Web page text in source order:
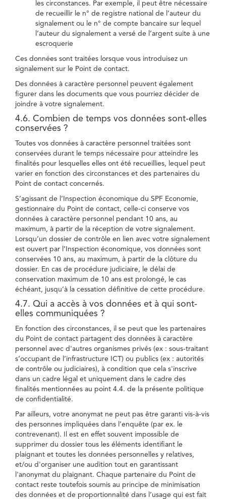
les circonstances. Par exemple, il peut être nécessaire
de recueillir le n° de registre national de l’auteur du
signalement ou le n° de compte bancaire sur lequel
l’auteur du signalement a versé de l’argent suite à une
escroquerie
Ces données sont traitées lorsque vous introduisez un
signalement sur le Point de contact.
Des données à caractère personnel peuvent également
figurer dans les documents que vous pourriez décider de
joindre à votre signalement.
4.6. Combien de temps vos données sont-elles
conservées ?
Toutes vos données à caractère personnel traitées sont
conservées durant le temps nécessaire pour atteindre les
finalités pour lesquelles elles ont été recueillies, lequel peut
varier en fonction des circonstances et des partenaires du
Point de contact concernés.
S’agissant de l’Inspection économique du SPF Economie,
gestionnaire du Point de contact, celle-ci conserve vos
données à caractère personnel pendant 10 ans, au
maximum, à partir de la réception de votre signalement.
Lorsqu’un dossier de contrôle en lien avec votre signalement
est ouvert par l’Inspection économique, vos données sont
conservées 10 ans, au maximum, à partir de la clôture du
dossier. En cas de procédure judiciaire, le délai de
conservation maximum de 10 ans est prolongé, le cas
échéant, jusqu’à la cessation définitive de cette procédure.
4.7. Qui a accès à vos données et à qui sont-
elles communiquées ?
En fonction des circonstances, il se peut que les partenaires
du Point de contact partagent des données à caractère
personnel avec d'autres organismes privés (ex : sous-traitant
s’occupant de l’infrastructure ICT) ou publics (ex : autorités
de contrôle ou judiciaires), à condition que cela s'inscrive
dans un cadre légal et uniquement dans le cadre des
finalités mentionnées au point 4.4. de la présente politique
de confidentialité.
Par ailleurs, votre anonymat ne peut pas être garanti vis-à-vis
des personnes impliquées dans l’enquête (par ex. le
contrevenant). Il est en effet souvent impossible de
supprimer du dossier tous les éléments identifiant le
plaignant et toutes les données personnelles y relatives,
et/ou d'organiser une audition tout en garantissant
l'anonymat du plaignant. Chaque partenaire du Point de
contact reste toutefois soumis au principe de minimisation
des données et de proportionnalité dans l’usage qui est fait